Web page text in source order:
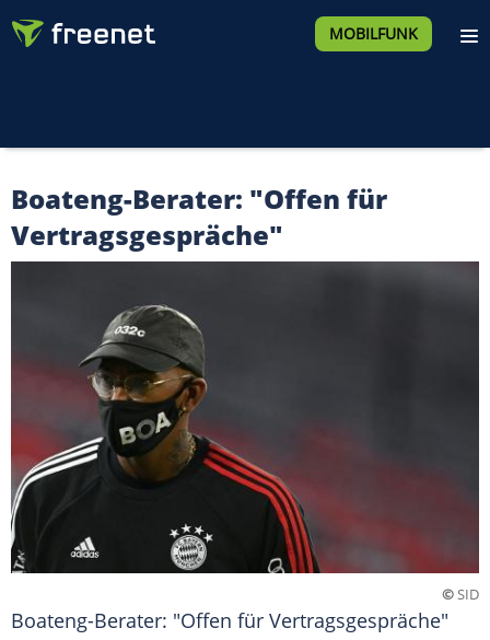
MOBILFUNK
Boateng-Berater: "Offen für
Vertragsgespräche"
©SID
Boateng-Berater: "Offen für Vertragsgespräche"